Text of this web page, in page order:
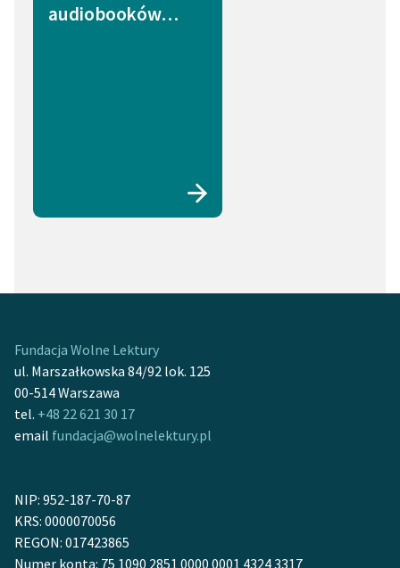
audiobooków…
Fundacja Wolne Lektury
ul. Marszałkowska 84/92 lok. 125
00-514 Warszawa
tel. +48 22 621 30 17
email fundacja@wolnelektury.pl
NIP: 952-187-70-87
KRS: 0000070056
REGON: 017423865
Numer konta: 75 1090 2851 0000 0001 4324 3317